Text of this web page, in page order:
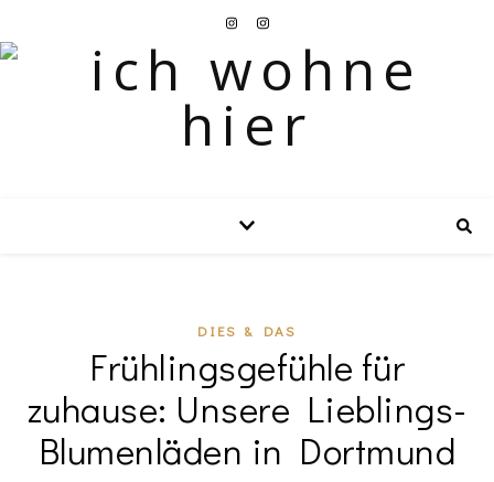
DIES & DAS
Frühlingsgefühle für
zuhause: Unsere Lieblings-
Blumenläden in Dortmund